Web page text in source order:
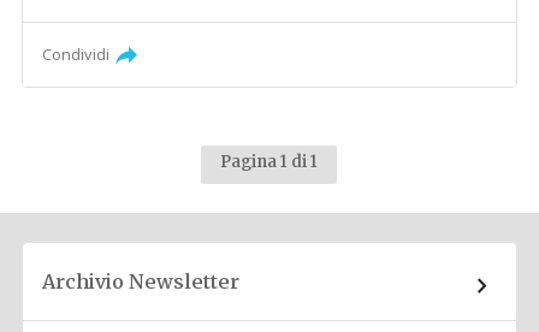
Condividi
Pagina 1 di 1
Archivio Newsletter